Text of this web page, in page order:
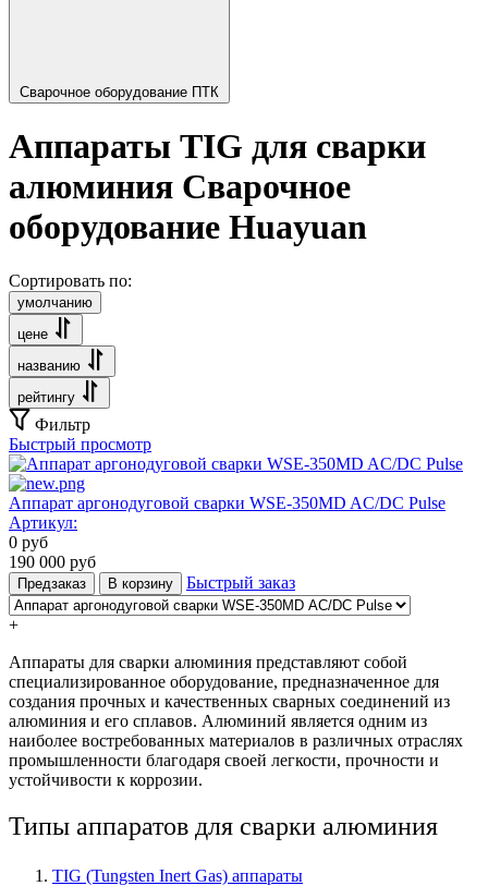
Сварочное оборудование ПТК
Аппараты TIG для сварки
алюминия Сварочное
оборудование Huayuan
Сортировать по:
умолчанию
цене
названию
рейтингу
Фильтр
Быстрый просмотр
Аппарат аргонодуговой сварки WSE-350MD AC/DC Pulse
Артикул:
0 руб
190 000 руб
Предзаказ В корзину Быстрый заказ
+
Аппараты для сварки алюминия представляют собой
специализированное оборудование, предназначенное для
создания прочных и качественных сварных соединений из
алюминия и его сплавов. Алюминий является одним из
наиболее востребованных материалов в различных отраслях
промышленности благодаря своей легкости, прочности и
устойчивости к коррозии.
Типы аппаратов для сварки алюминия
TIG (Tungsten Inert Gas) аппараты